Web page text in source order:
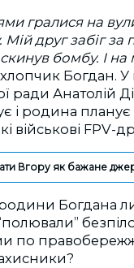
гралися на
друг забіг за
бомбу. І на
Богдан. У
ради Анатолій
і родина
військові
Вгору як бажане
родини Богдана
по